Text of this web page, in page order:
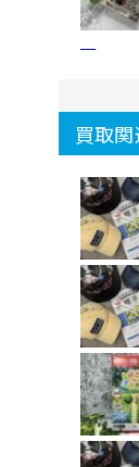
買取